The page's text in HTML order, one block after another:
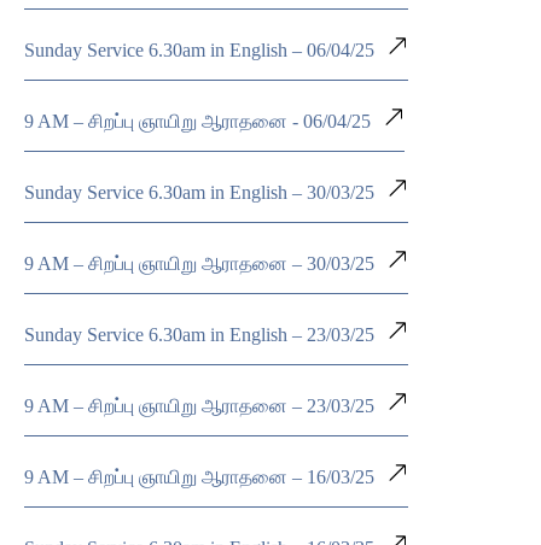
Sunday Service 6.30am in English – 06/04/25
9 AM – சிறப்பு ஞாயிறு ஆராதனை - 06/04/25
Sunday Service 6.30am in English – 30/03/25
9 AM – சிறப்பு ஞாயிறு ஆராதனை – 30/03/25
Sunday Service 6.30am in English – 23/03/25
9 AM – சிறப்பு ஞாயிறு ஆராதனை – 23/03/25
9 AM – சிறப்பு ஞாயிறு ஆராதனை – 16/03/25